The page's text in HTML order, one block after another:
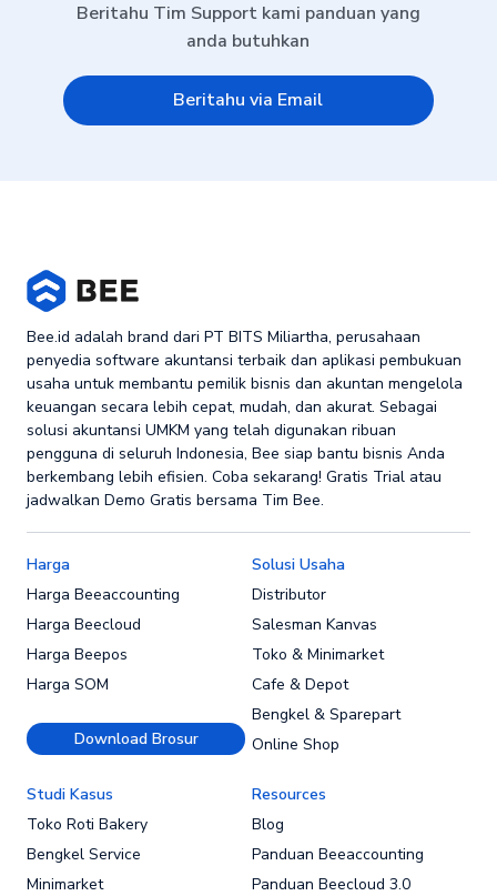
Beritahu Tim Support kami panduan yang
anda butuhkan
Beritahu via Email
Bee.id adalah brand dari PT BITS Miliartha, perusahaan
penyedia software akuntansi terbaik dan aplikasi pembukuan
usaha untuk membantu pemilik bisnis dan akuntan mengelola
keuangan secara lebih cepat, mudah, dan akurat. Sebagai
solusi akuntansi UMKM yang telah digunakan ribuan
pengguna di seluruh Indonesia, Bee siap bantu bisnis Anda
berkembang lebih efisien. Coba sekarang! Gratis Trial atau
jadwalkan Demo Gratis bersama Tim Bee.
Harga
Harga Beeaccounting
Harga Beecloud
Harga Beepos
Harga SOM
Download Brosur
Solusi Usaha
Distributor
Salesman Kanvas
Toko & Minimarket
Cafe & Depot
Bengkel & Sparepart
Online Shop
Studi Kasus
Toko Roti Bakery
Bengkel Service
Minimarket
Resources
Blog
Panduan Beeaccounting
Panduan Beecloud 3.0